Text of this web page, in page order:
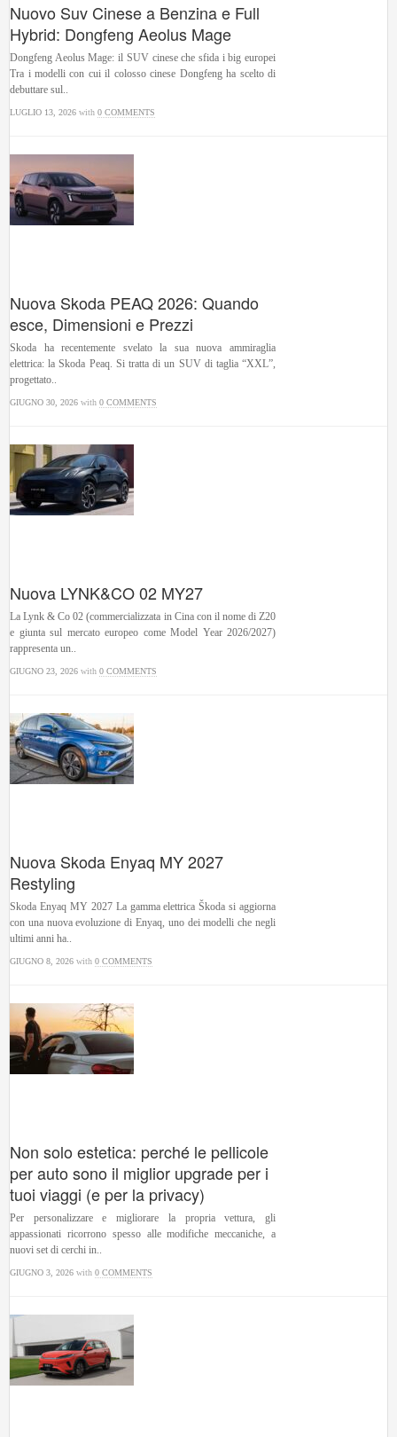
Nuovo Suv Cinese a Benzina e Full
Hybrid: Dongfeng Aeolus Mage
Dongfeng Aeolus Mage: il SUV cinese che sfida i big europei
Tra i modelli con cui il colosso cinese Dongfeng ha scelto di
debuttare sul..
LUGLIO 13, 2026 with0 COMMENTS
Nuova Skoda PEAQ 2026: Quando
esce, Dimensioni e Prezzi
Skoda ha recentemente svelato la sua nuova ammiraglia
elettrica: la Skoda Peaq. Si tratta di un SUV di taglia “XXL”,
progettato..
GIUGNO 30, 2026 with0 COMMENTS
Nuova LYNK&CO 02 MY27
La Lynk & Co 02 (commercializzata in Cina con il nome di Z20
e giunta sul mercato europeo come Model Year 2026/2027)
rappresenta un..
GIUGNO 23, 2026 with0 COMMENTS
Nuova Skoda Enyaq MY 2027
Restyling
Skoda Enyaq MY 2027 La gamma elettrica Škoda si aggiorna
con una nuova evoluzione di Enyaq, uno dei modelli che negli
ultimi anni ha..
GIUGNO 8, 2026 with0 COMMENTS
Non solo estetica: perché le pellicole
per auto sono il miglior upgrade per i
tuoi viaggi (e per la privacy)
Per personalizzare e migliorare la propria vettura, gli
appassionati ricorrono spesso alle modifiche meccaniche, a
nuovi set di cerchi in..
GIUGNO 3, 2026 with0 COMMENTS